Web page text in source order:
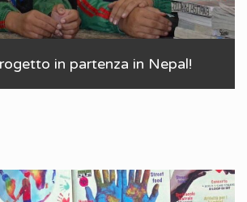
in partenza in Nepal!